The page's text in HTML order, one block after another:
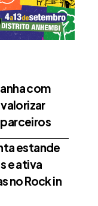
com
valorizar
estande
e ativa
no Rock in